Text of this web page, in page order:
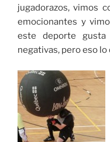
jugadorazos, vimos
emocionantes y
este deporte
negativas, pero eso